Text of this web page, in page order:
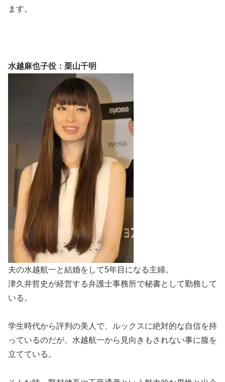
ます。
水越麻也子役：栗山千明
夫の水越航一と結婚をして5年目になる主婦。
津久井哲史が経営する弁護士事務所で秘書として勤務して
いる。
学生時代から評判の美人で、ルックスに絶対的な自信を持
っているのだが、水越航一から見向きもされない事に腹を
立てている。